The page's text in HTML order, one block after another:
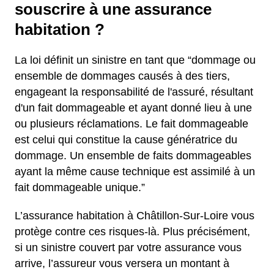
souscrire à une assurance
habitation ?
La loi définit un sinistre en tant que “dommage ou
ensemble de dommages causés à des tiers,
engageant la responsabilité de l'assuré, résultant
d'un fait dommageable et ayant donné lieu à une
ou plusieurs réclamations. Le fait dommageable
est celui qui constitue la cause génératrice du
dommage. Un ensemble de faits dommageables
ayant la même cause technique est assimilé à un
fait dommageable unique.”
L’assurance habitation à Châtillon-Sur-Loire vous
protège contre ces risques-là. Plus précisément,
si un sinistre couvert par votre assurance vous
arrive, l’assureur vous versera un montant à